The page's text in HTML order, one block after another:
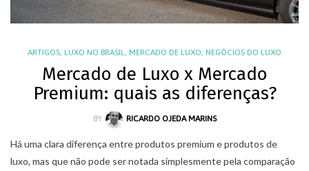
ARTIGOS, LUXO NO BRASIL, MERCADO DE LUXO, NEGÓCIOS DO LUXO
Mercado de Luxo x Mercado
Premium: quais as diferenças?
BY RICARDO OJEDA MARINS
Há uma clara diferença entre produtos premium e produtos de
luxo, mas que não pode ser notada simplesmente pela comparação